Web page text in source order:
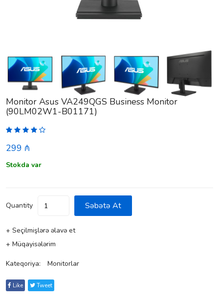
Monitor Asus VA249QGS Business Monitor
(90LM02W1-B01171)
299 ₼
Stokda var
Quantity Səbətə At
+ Seçilmişlərə əlavə et
+ Müqayisələrim
Kateqoriya: Monitorlar
Like Tweet